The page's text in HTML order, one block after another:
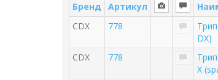
Бренд Артикул
CDX
778
DX)
CDX 778
X